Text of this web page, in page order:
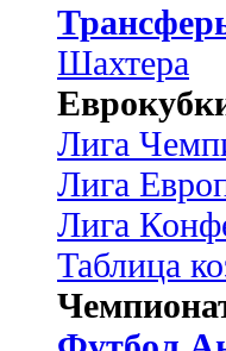
Шахтера
Лига
Лига
Лига
Таблица